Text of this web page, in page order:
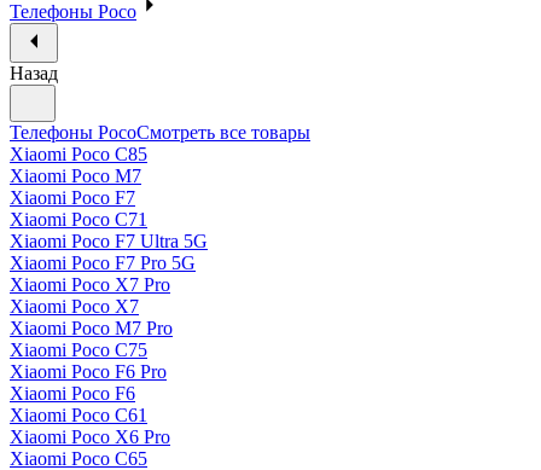
Телефоны Poco
Назад
Телефоны PocoСмотреть все товары
Xiaomi Poco C85
Xiaomi Poco M7
Xiaomi Poco F7
Xiaomi Poco C71
Xiaomi Poco F7 Ultra 5G
Xiaomi Poco F7 Pro 5G
Xiaomi Poco X7 Pro
Xiaomi Poco X7
Xiaomi Poco M7 Pro
Xiaomi Poco C75
Xiaomi Poco F6 Pro
Xiaomi Poco F6
Xiaomi Poco C61
Xiaomi Poco X6 Pro
Xiaomi Poco C65